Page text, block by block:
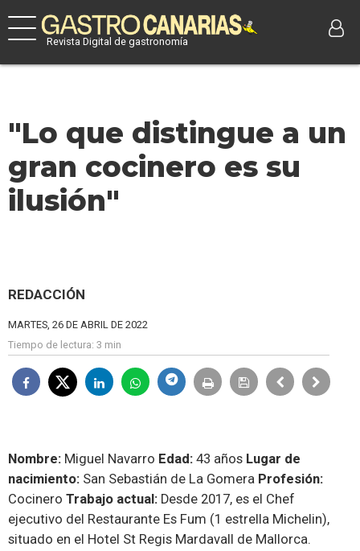
Revista Digital de gastronomía
"Lo que distingue a un
gran cocinero es su
ilusión"
REDACCIÓN
MARTES, 26 DE ABRIL DE 2022
Tiempo de lectura: 3 min
Nombre: Miguel Navarro Edad: 43 años Lugar de
nacimiento: San Sebastián de La Gomera Profesión:
Cocinero Trabajo actual: Desde 2017, es el Chef
ejecutivo del Restaurante Es Fum (1 estrella Michelin),
situado en el Hotel St Regis Mardavall de Mallorca.